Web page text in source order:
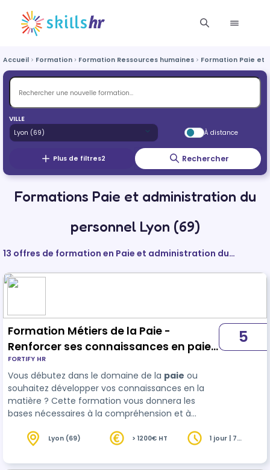
Accueil Formation Formation Ressources humaines Formation Paie et
VILLE
À distance
Plus de filtres2 Rechercher
Formations Paie et administration du
personnel Lyon (69)
13 offres de formation en Paie et administration du
personnel
Formation Métiers de la Paie -
Renforcer ses connaissances en paie
(1J)
FORTIFY HR
Vous débutez dans le domaine de la paie ou
souhaitez développer vos connaissances en la
matière ? Cette formation vous donnera les
bases nécessaires à la compréhension et à
formations sont actives et démonstratives afin
5
Lyon (69) > 1200€ HT
1 jour | 7